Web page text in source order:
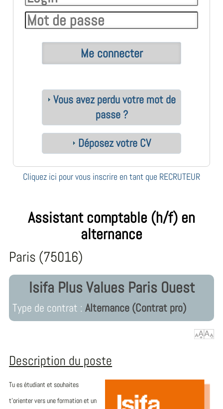
Vous avez perdu votre mot de
passe ?
Déposez votre CV
Cliquez ici pour vous inscrire en tant que RECRUTEUR
Assistant comptable (h/f) en
alternance
Paris (75016)
Isifa Plus Values Paris Ouest
Type de contrat : Alternance (Contrat pro)
Description du poste
Tu es étudiant et souhaites
t’orienter vers une formation et un